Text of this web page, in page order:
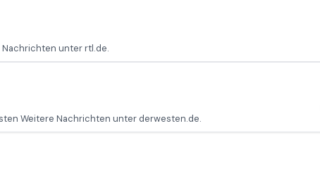
unter rtl.de.
Weitere Nachrichten unter derwesten.de.